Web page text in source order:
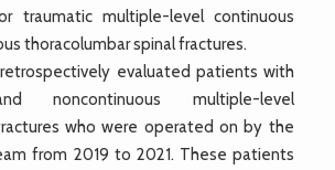
traumatic multiple-level continuous
thoracolumbar spinal fractures.
retrospectively evaluated patients with
noncontinuous multiple-level
who were operated on by the
from 2019 to 2021. These patients